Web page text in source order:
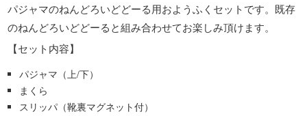
パジャマのねんどろいどどーる用おようふくセットです。既存
のねんどろいどどーると組み合わせてお楽しみ頂けます。
【セット内容】
パジャマ（上/下）
まくら
スリッパ（靴裏マグネット付）